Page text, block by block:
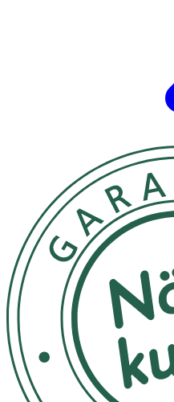
* Dagligt referensintag. **
mycelium), vegetabilisk